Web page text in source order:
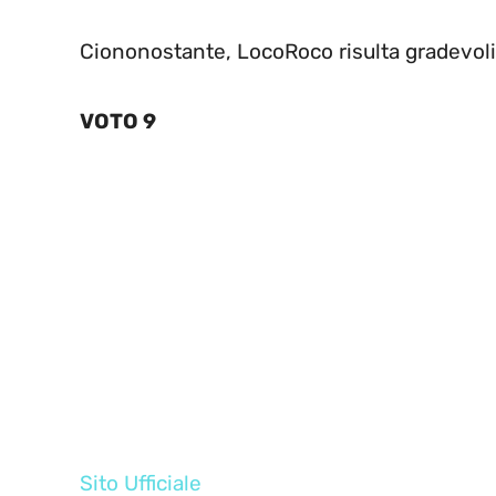
Ciononostante, LocoRoco risulta
VOTO 9
Sito Ufficiale